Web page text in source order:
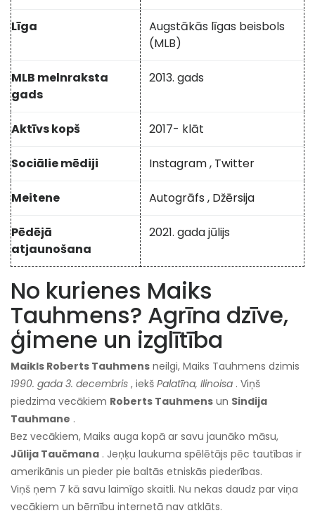
Līga
Augstākās līgas beisbols
(MLB)
MLB melnraksta
gads
2013. gads
Aktīvs kopš 2017- klāt
Sociālie mēdiji Instagram, Twitter
Meitene Autogrāfs , Džērsija
Pēdējā
atjaunošana
2021. gada jūlijs
No kurienes Maiks
Tauhmens? Agrīna dzīve,
ģimene un izglītība
Maikls Roberts Tauhmens neilgi, Maiks Tauhmens dzimis
1990. gada 3. decembris , iekš Palatīna, Ilinoisa . Viņš
piedzima vecākiem Roberts Tauhmens un Sindija
Tauhmane .
Bez vecākiem, Maiks auga kopā ar savu jaunāko māsu,
Jūlija Taučmana . Jeņķu laukuma spēlētājs pēc tautības ir
amerikānis un pieder pie baltās etniskās piederības.
Viņš ņem 7 kā savu laimīgo skaitli. Nu nekas daudz par viņa
vecākiem un bērnību internetā nav atklāts.